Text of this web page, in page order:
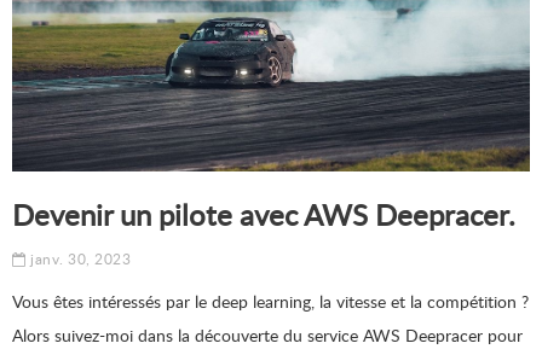
Devenir un pilote avec AWS Deepracer.
janv. 30, 2023
Vous êtes intéressés par le deep learning, la vitesse et la compétition ?
Alors suivez-moi dans la découverte du service AWS Deepracer pour